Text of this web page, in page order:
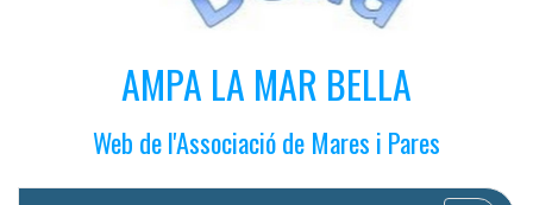
AMPA LA MAR BELLA
Web de l'Associació de Mares i Pares